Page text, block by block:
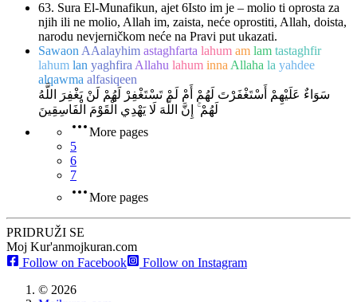
63. Sura El-Munafikun, ajet 6Isto im je – molio ti oprosta za
njih ili ne molio, Allah im, zaista, neće oprostiti, Allah, doista,
narodu nevjerničkom neće na Pravi put ukazati.
Sawaon AAalayhim astaghfarta lahum am lam tastaghfir
lahum lan yaghfira Allahu lahum inna Allaha la yahdee
alqawma alfasiqeen
سَوَاءٌ عَلَيْهِمْ أَسْتَغْفَرْتَ لَهُمْ أَمْ لَمْ تَسْتَغْفِرْ لَهُمْ لَنْ يَغْفِرَ اللَّهُ
لَهُمْ ۚ إِنَّ اللَّهَ لَا يَهْدِي الْقَوْمَ الْفَاسِقِينَ
More pages
5
6
7
More pages
PRIDRUŽI SE
Moj Kur'anmojkuran.com
Follow on Facebook
Follow on Instagram
© 2026